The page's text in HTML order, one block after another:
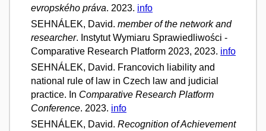
evropského práva. 2023. info
SEHNÁLEK, David. member of the network and
researcher. Instytut Wymiaru Sprawiedliwości -
Comparative Research Platform 2023, 2023. info
SEHNÁLEK, David. Francovich liability and
national rule of law in Czech law and judicial
practice. In Comparative Research Platform
Conference. 2023. info
SEHNÁLEK, David. Recognition of Achievement